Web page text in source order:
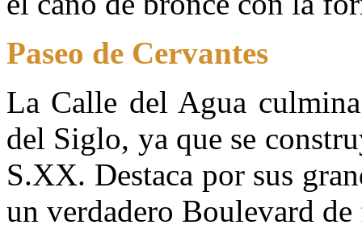
Paseo de Cervantes
La Calle del Agua
del Siglo, ya que se
S.XX. Destaca por sus
un verdadero Boulevard